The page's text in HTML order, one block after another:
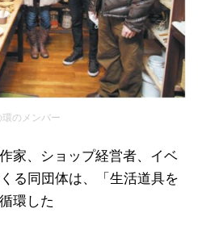
環のメンバー
家、ショップ経営者、イベ
る同団体は、「生活道具を
環した